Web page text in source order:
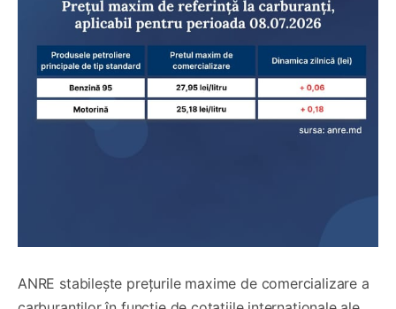
ANRE stabilește prețurile maxime de comercializare a